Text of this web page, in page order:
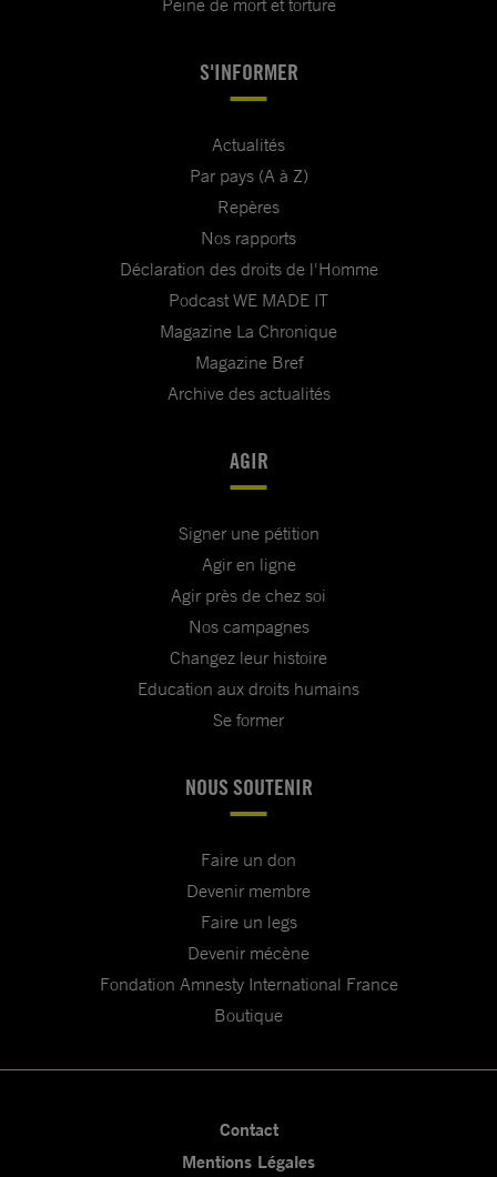
Peine de mort et torture
S'INFORMER
Actualités
Par pays (A à Z)
Repères
Nos rapports
Déclaration des droits de l'Homme
Podcast WE MADE IT
Magazine La Chronique
Magazine Bref
Archive des actualités
AGIR
Signer une pétition
Agir en ligne
Agir près de chez soi
Nos campagnes
Changez leur histoire
Education aux droits humains
Se former
NOUS SOUTENIR
Faire un don
Devenir membre
Faire un legs
Devenir mécène
Fondation Amnesty International France
Boutique
Contact
Mentions Légales